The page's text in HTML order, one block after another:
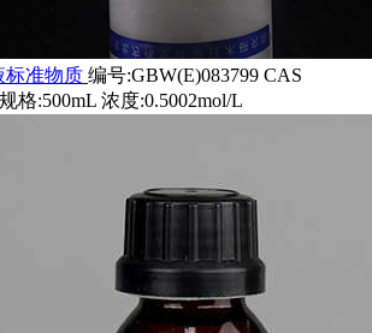
标准物质 编号:GBW(E)083799 CAS
格:500mL 浓度:0.5002mol/L